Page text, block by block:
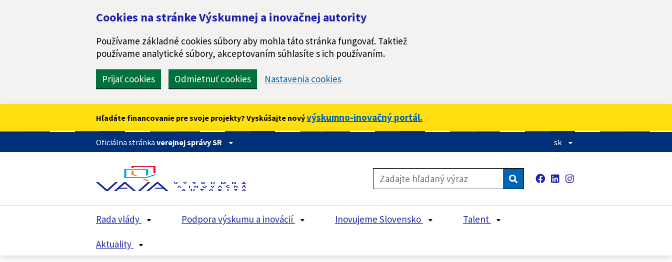
Cookies na stránke Výskumnej a inovačnej autority
Používame základné cookies súbory aby mohla táto stránka fungovať. Taktiež
používame analytické súbory, akceptovaním súhlasíte s ich používaním.
Prijať cookies Odmietnuť cookies Nastavenia cookies
Hľadáte financovanie pre svoje projekty? Vyskúšajte novývýskumno-inovačný portál.
Oficiálna stránka verejnej správy SR sk
Vyhľadávanie
Facebook
LinkedInInstagram
Rada vlády Podpora výskumu a inovácií Inovujeme Slovensko Talent
Aktuality